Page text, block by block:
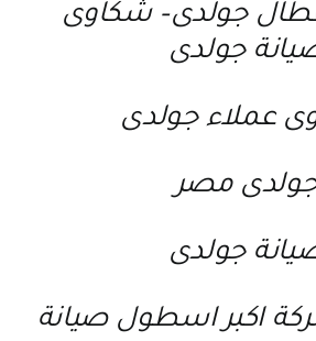
جولدى–شكاوى
جولدى
عملاء جولدى
مصر
جولدى
اكبر اسطول صيانة